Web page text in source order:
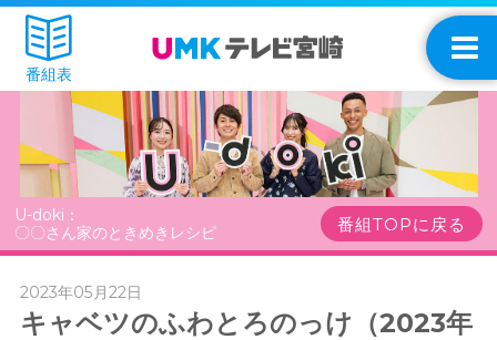
番組表
U-doki：
〇〇さん家のときめきレシピ
番組TOPに戻る
2023年05月22日
キャベツのふわとろのっけ（2023年